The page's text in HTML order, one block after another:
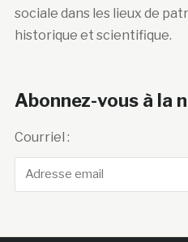
sociale dans les lieux de
historique et scientifique.
Abonnez-vous à la
Courriel :